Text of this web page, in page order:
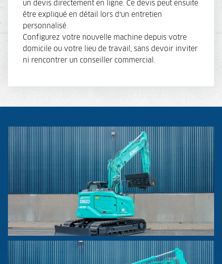
un devis directement en ligne. Ce devis peut ensuite
être expliqué en détail lors d’un entretien
personnalisé.
Configurez votre nouvelle machine depuis votre
domicile ou votre lieu de travail, sans devoir inviter
ni rencontrer un conseiller commercial.